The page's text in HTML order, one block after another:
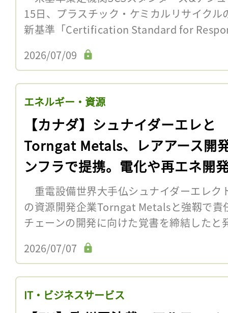
15日、プラスチック・ケミカルリサイク
新基準「Certification Standard for
2026/07/09
エネルギー・資源
【カナダ】シュナイダーエレと
Torngat Metals、レアアース開
ンフラで提携。電化や再エネ開
重電設備世界大手仏シュナイダーエレク
の資源開発企業Torngat Metalsと強靱で責
チェーンの開発に向けた覚書を締結した
2026/07/07
IT・ビジネスサービス